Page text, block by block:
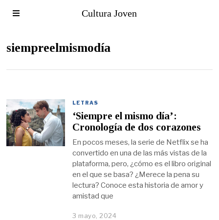
Cultura Joven
siempreelmismodía
LETRAS
‘Siempre el mismo día’:
Cronología de dos corazones
En pocos meses, la serie de Netflix se ha
convertido en una de las más vistas de la
plataforma, pero, ¿cómo es el libro original
en el que se basa? ¿Merece la pena su
lectura? Conoce esta historia de amor y
amistad que
3 mayo, 2024